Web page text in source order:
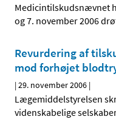
Medicintilskudsnævnet
og 7. november 2006
Revurdering af
mod forhøjet
|29. november 2006 |
Lægemiddelstyrelsen
videnskabelige